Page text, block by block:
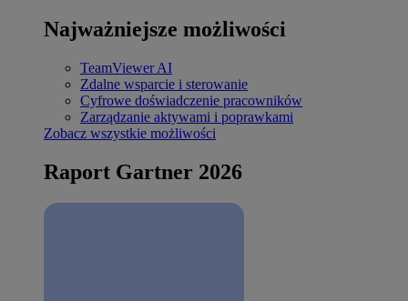
Najważniejsze możliwości
TeamViewer AI
Zdalne wsparcie i sterowanie
Cyfrowe doświadczenie pracowników
Zarządzanie aktywami i poprawkami
Zobacz wszystkie możliwości
Raport Gartner 2026